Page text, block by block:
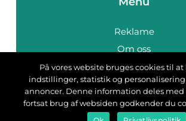
Reklame
Om oss
Cookies
Kontakt Oss
Sitemap
På vores website bruges cookies til
indstillinger, statistik og
annoncer. Denne information deles med
fortsat brug af websiden godkender du